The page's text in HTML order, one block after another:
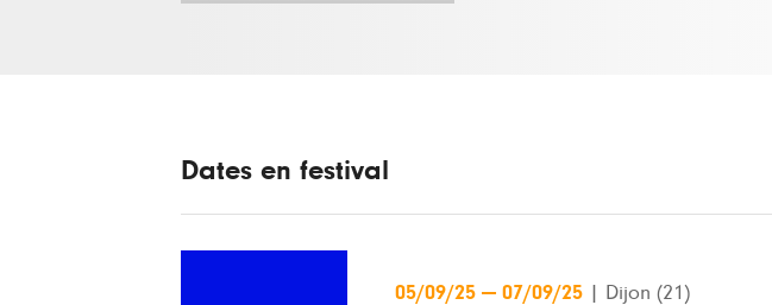
Dates en festival
05/09/25 — 07/09/25 Dijon (21)